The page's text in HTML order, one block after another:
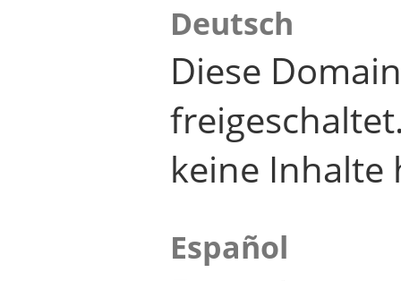
Deutsch
Diese
keine Inhalte
Español